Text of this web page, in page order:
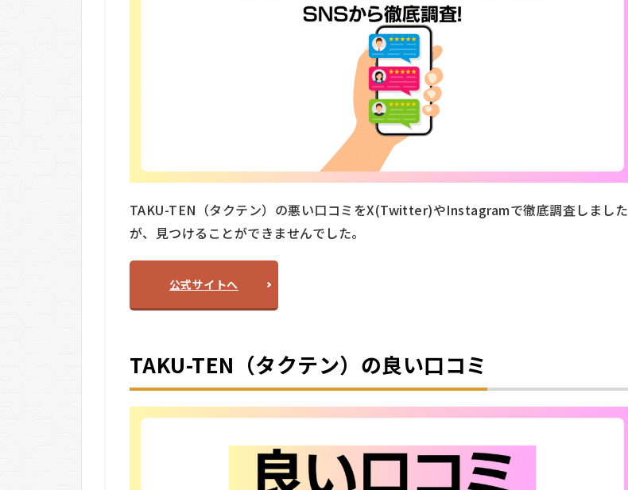
ー
ス
と
違
7
クテン）
のメリッ
ト・デメ
リット
TAKU-TEN（タクテン）の悪い口コミをX(Twitter)やInstagramで徹底調査しました
が、見つけることができませんでした。
公式サイトへ
TAKU-TEN（タクテン）の良い口コミ